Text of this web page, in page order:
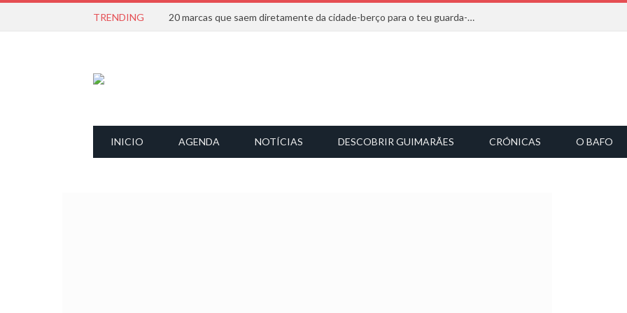
TRENDING 20 marcas que saem diretamente da cidade-berço para o teu guarda-roupa
INICIO AGENDA NOTÍCIAS DESCOBRIR GUIMARÃES CRÓNICAS O BAFO